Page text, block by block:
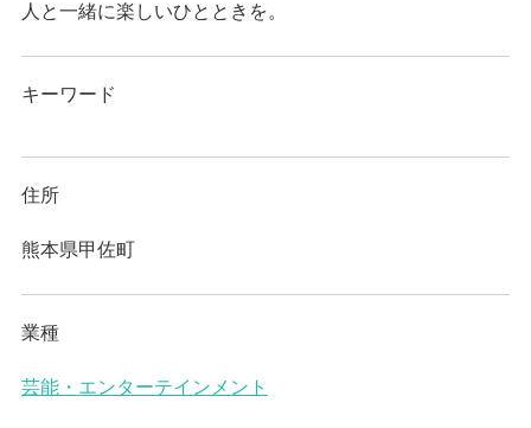
人と一緒に楽しいひとときを。
キーワード
住所
熊本県甲佐町
業種
芸能・エンターテインメント